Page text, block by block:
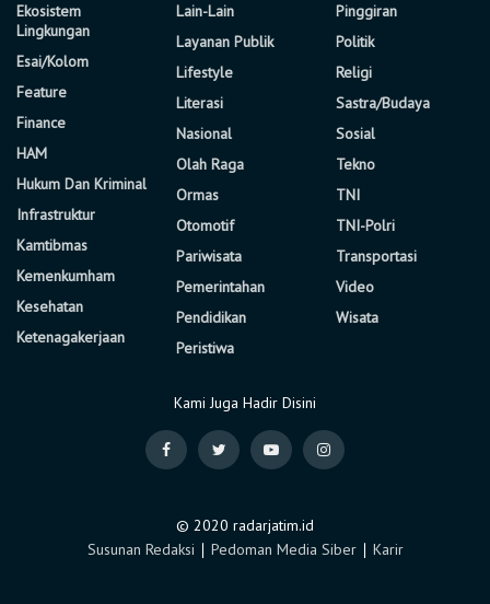
Ekosistem
Lingkungan
Esai/Kolom
Feature
Finance
HAM
Hukum Dan Kriminal
Infrastruktur
Kamtibmas
Kemenkumham
Kesehatan
Ketenagakerjaan
Lain-Lain
Layanan Publik
Lifestyle
Literasi
Nasional
Olah Raga
Ormas
Otomotif
Pariwisata
Pemerintahan
Pendidikan
Peristiwa
Pinggiran
Politik
Religi
Sastra/Budaya
Sosial
Tekno
TNI
TNI-Polri
Transportasi
Video
Wisata
Kami Juga Hadir Disini
© 2020 radarjatim.id
Susunan Redaksi ∣ Pedoman Media Siber∣ Karir